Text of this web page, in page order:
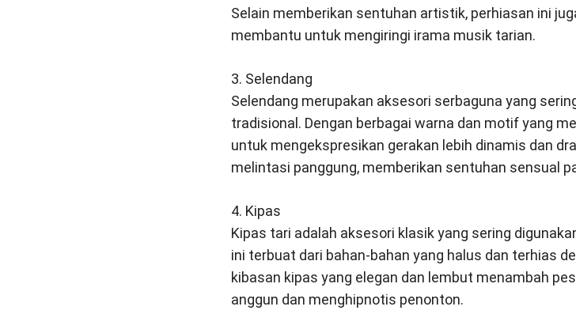
Selain memberikan sentuhan artistik, perhiasan ini
membantu untuk mengiringi irama musik tarian.
3. Selendang
Selendang merupakan aksesori serbaguna yang
tradisional. Dengan berbagai warna dan motif yang
untuk mengekspresikan gerakan lebih dinamis dan
melintasi panggung, memberikan sentuhan sensual
4. Kipas
Kipas tari adalah aksesori klasik yang sering
ini terbuat dari bahan-bahan yang halus dan terhias
kibasan kipas yang elegan dan lembut menambah
anggun dan menghipnotis penonton.